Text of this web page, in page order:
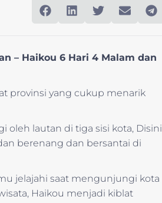
– Haikou 6 Hari 4 Malam dan
provinsi yang cukup menarik
oleh lautan di tiga sisi kota, Disini
berenang dan bersantai di
jelajahi saat mengunjungi kota
Haikou menjadi kiblat